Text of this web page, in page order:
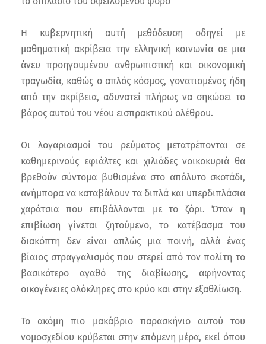
Η κυβερνητική αυτή μεθόδευση οδηγεί με
μαθηματική ακρίβεια την ελληνική κοινωνία σε μια
άνευ προηγουμένου ανθρωπιστική και οικονομική
τραγωδία, καθώς ο απλός κόσμος, γονατισμένος ήδη
από την ακρίβεια, αδυνατεί πλήρως να σηκώσει το
βάρος αυτού του νέου εισπρακτικού ολέθρου.
Οι λογαριασμοί του ρεύματος μετατρέπονται σε
καθημερινούς εφιάλτες και χιλιάδες νοικοκυριά θα
βρεθούν σύντομα βυθισμένα στο απόλυτο σκοτάδι,
ανήμπορα να καταβάλουν τα διπλά και υπερδιπλάσια
χαράτσια που επιβάλλονται με το ζόρι. Όταν η
επιβίωση γίνεται ζητούμενο, το κατέβασμα του
διακόπτη δεν είναι απλώς μια ποινή, αλλά ένας
βίαιος στραγγαλισμός που στερεί από τον πολίτη το
βασικότερο αγαθό της διαβίωσης, αφήνοντας
οικογένειες ολόκληρες στο κρύο και στην εξαθλίωση.
Το ακόμη πιο μακάβριο παρασκήνιο αυτού του
νομοσχεδίου κρύβεται στην επόμενη μέρα, εκεί όπου